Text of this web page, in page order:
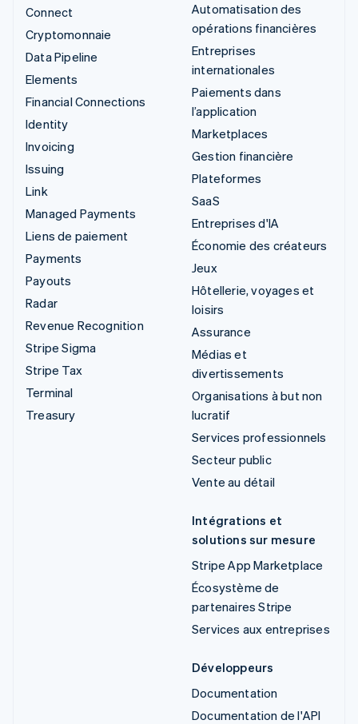
Connect
Cryptomonnaie
Data Pipeline
Elements
Financial Connections
Identity
Invoicing
Issuing
Link
Managed Payments
Liens de paiement
Payments
Payouts
Radar
Revenue Recognition
Stripe Sigma
Stripe Tax
Terminal
Treasury
Automatisation des
opérations financières
Entreprises
internationales
Paiements dans
l’application
Marketplaces
Gestion financière
Plateformes
SaaS
Entreprises d'IA
Économie des créateurs
Jeux
Hôtellerie, voyages et
loisirs
Assurance
Médias et
divertissements
Organisations à but non
lucratif
Services professionnels
Secteur public
Vente au détail
Intégrations et
solutions sur mesure
Stripe App Marketplace
Écosystème de
partenaires Stripe
Services aux entreprises
Développeurs
Documentation
Documentation de l'API